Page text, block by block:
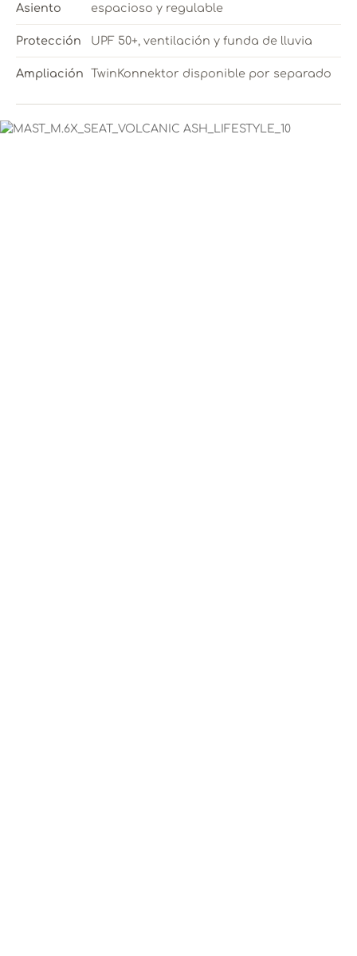
Asiento espacioso y regulable
Protección UPF 50+, ventilación y funda de lluvia
Ampliación TwinKonnektor disponible por separado